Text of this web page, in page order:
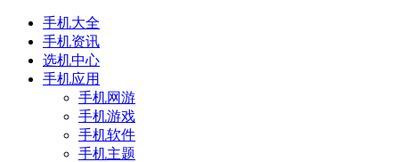
手机大全
手机资讯
选机中心
手机应用
手机网游
手机游戏
手机软件
手机主题